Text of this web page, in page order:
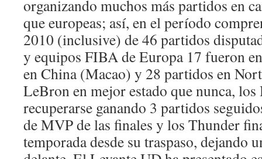
organizando muchos más partidos en
que europeas; así, en el período
2010 (inclusive) de 46 partidos
y equipos FIBA de Europa 17 fueron
en China (Macao) y 28 partidos en
LeBron en mejor estado que nunca,
recuperarse ganando 3 partidos
de MVP de las finales y los Thunder
temporada desde su traspaso, dejando